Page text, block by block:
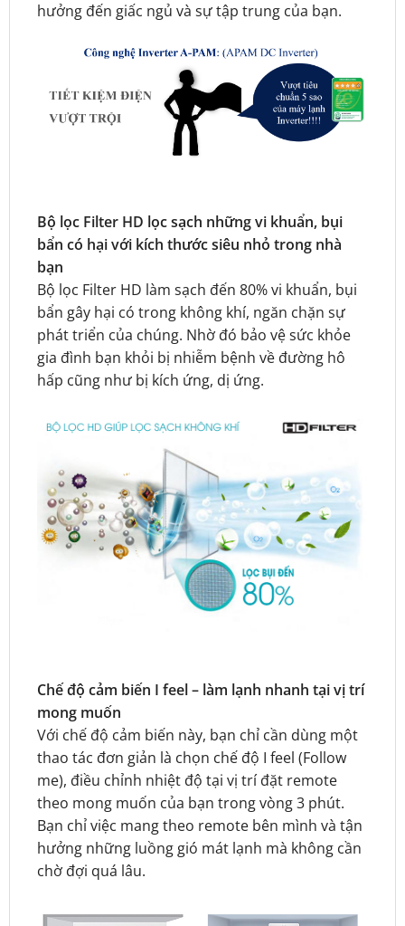
hưởng đến giấc ngủ và sự tập trung của bạn.
Bộ lọc Filter HD lọc sạch những vi khuẩn, bụi
bẩn có hại với kích thước siêu nhỏ trong nhà
bạn
Bộ lọc Filter HD làm sạch đến 80% vi khuẩn, bụi
bẩn gây hại có trong không khí, ngăn chặn sự
phát triển của chúng. Nhờ đó bảo vệ sức khỏe
gia đình bạn khỏi bị nhiễm bệnh về đường hô
hấp cũng như bị kích ứng, dị ứng.
Chế độ cảm biến I feel – làm lạnh nhanh tại vị trí
mong muốn
Với chế độ cảm biến này, bạn chỉ cần dùng một
thao tác đơn giản là chọn chế độ I feel (Follow
me), điều chỉnh nhiệt độ tại vị trí đặt remote
theo mong muốn của bạn trong vòng 3 phút.
Bạn chỉ việc mang theo remote bên mình và tận
hưởng những luồng gió mát lạnh mà không cần
chờ đợi quá lâu.